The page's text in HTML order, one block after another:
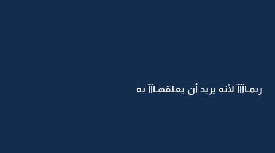
ربمـاآآآ لأنه يريد أن يعلقهـاآآ به